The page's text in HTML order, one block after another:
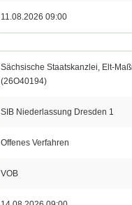
11.08.2026 09:00
Sächsische Staatskanzlei, Elt-
(26O40194)
SIB Niederlassung Dresden 1
Offenes Verfahren
VOB